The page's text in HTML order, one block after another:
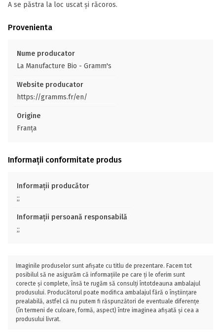
A se păstra la loc uscat și răcoros.
Provenienta
Nume producator
La Manufacture Bio - Gramm's
Website producator
https://gramms.fr/en/
Origine
Franţa
Informații conformitate produs
Informații producător
;;
Informații persoană responsabilă
;;
Imaginile produselor sunt afișate cu titlu de prezentare. Facem tot
posibilul să ne asigurăm că informațiile pe care ți le oferim sunt
corecte și complete, însă te rugăm să consulți întotdeauna ambalajul
produsului. Producătorul poate modifica ambalajul fără o înștiințare
prealabilă, astfel că nu putem fi răspunzători de eventuale diferențe
(în termeni de culoare, formă, aspect) între imaginea afișată și cea a
produsului livrat.